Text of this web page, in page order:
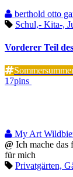
berthold otto
Schul,- Kita-,
Vorderer Teil
17pins
My Art
@ Ich mache das
für mich
Privatgärten,